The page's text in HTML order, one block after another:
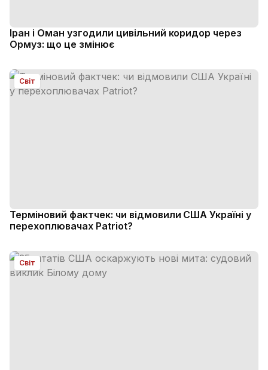
Іран і Оман узгодили цивільний коридор через
Ормуз: що це змінює
Світ
Терміновий фактчек: чи відмовили США Україні у
перехоплювачах Patriot?
Світ